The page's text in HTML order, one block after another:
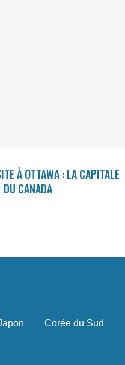
À OTTAWA : LA CAPITALE
DU CANADA
Corée du Sud